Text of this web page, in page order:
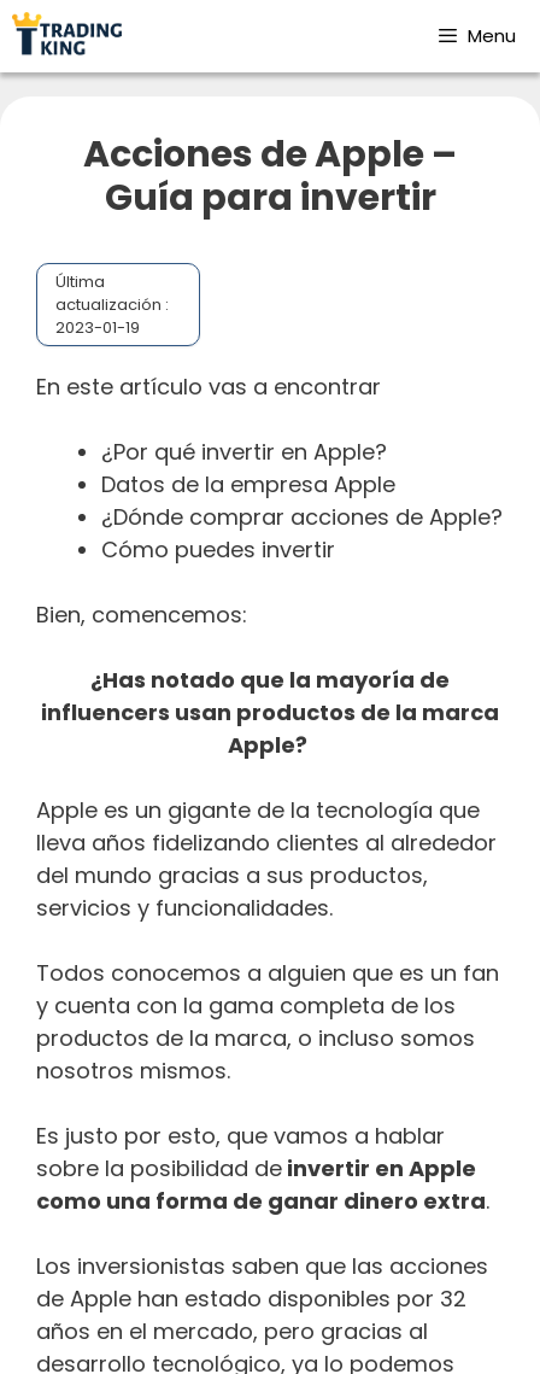
Menu
Acciones de Apple –
Guía para invertir
Última
actualización :
2023-01-19
En este artículo vas a encontrar
¿Por qué invertir en Apple?
Datos de la empresa Apple
¿Dónde comprar acciones de Apple?
Cómo puedes invertir
Bien, comencemos:
¿Has notado que la mayoría de
influencers usan productos de la marca
Apple?
Apple es un gigante de la tecnología que
lleva años fidelizando clientes al alrededor
del mundo gracias a sus productos,
servicios y funcionalidades.
Todos conocemos a alguien que es un fan
y cuenta con la gama completa de los
productos de la marca, o incluso somos
nosotros mismos.
Es justo por esto, que vamos a hablar
sobre la posibilidad de invertir en Apple
como una forma de ganar dinero extra.
Los inversionistas saben que las acciones
de Apple han estado disponibles por 32
años en el mercado, pero gracias al
desarrollo tecnológico, ya lo podemos